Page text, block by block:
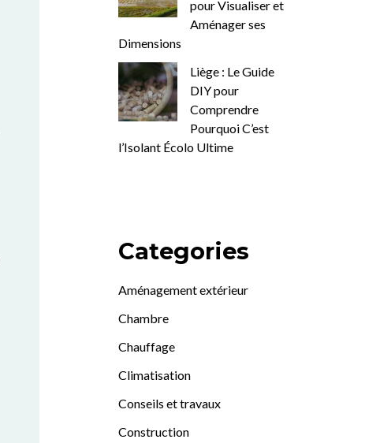
pour Visualiser et
Aménager ses
Dimensions
Liège : Le Guide
DIY pour
Comprendre
Pourquoi C’est
l’Isolant Écolo Ultime
Categories
Aménagement extérieur
Chambre
Chauffage
Climatisation
Conseils et travaux
Construction